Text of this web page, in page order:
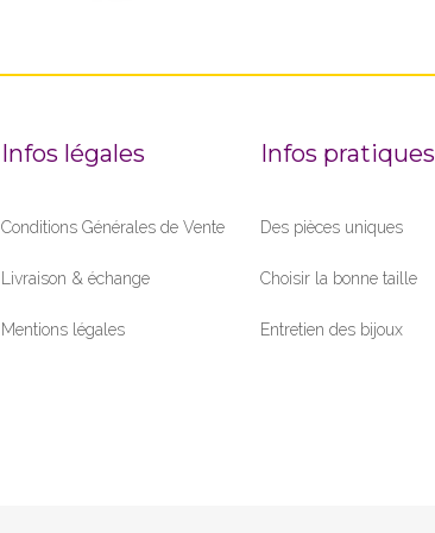
Infos légales
Conditions Générales de Vente
Livraison & échange
Mentions légales
Infos pratiques
Des pièces uniques
Choisir la bonne taille
Entretien des bijoux